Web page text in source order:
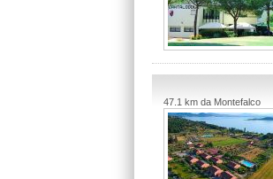
47.1 km da Montefalco